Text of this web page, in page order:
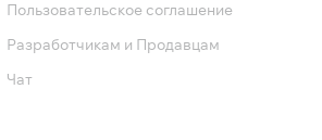
Пользовательское соглашение
Разработчикам и Продавцам
Чат